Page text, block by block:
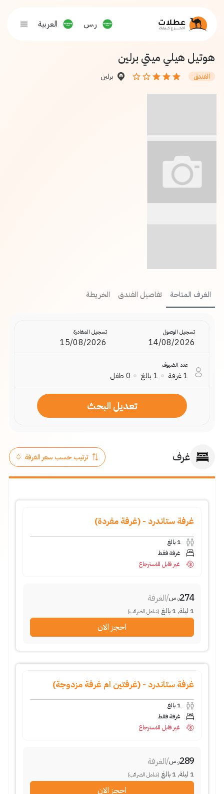
ر.س العربية
هوتيل هيلي ميتي برلين
الفندق برلين
الغرف المتاحة تفاصيل الفندق الخريطة
تسجيل الوصول تسجيل المغادرة
عدد الضيوف
1غرفة 1 بالغ 0 طفل
تعديل البحث
غرف
غرفة ستاندرد - (غرفة مفردة)
1 بالغ
غرفة فقط
غير قابل للاسترجاع
274ر.س/الغرفة
1 ليلة,
1 بالغ (شامل الضرائب)
احجز الان
غرفة ستاندرد - (غرفتين ام غرفة مزدوجة)
1 بالغ
غرفة فقط
غير قابل للاسترجاع
289ر.س/الغرفة
1 ليلة,
1 بالغ (شامل الضرائب)
احجز الان